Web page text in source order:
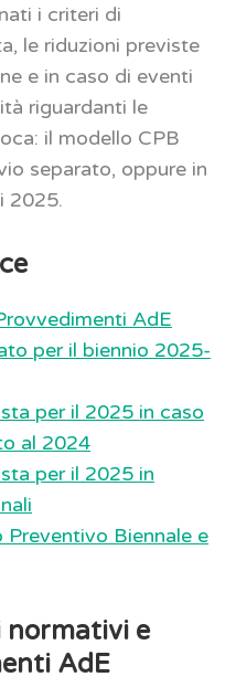
i criteri di
le riduzioni previste
e in caso di eventi
riguardanti le
il modello CPB
separato, oppure in
2025.
AdE
per il biennio 2025-
per il 2025 in caso
al 2024
per il 2025 in
Biennale e
normativi e
AdE